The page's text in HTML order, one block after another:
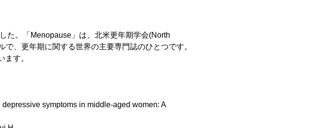
。「Menopause」は、北米更年期学会(North
、更年期に関する世界の主要専門誌のひとつです。
す。
symptoms in middle-aged women: A